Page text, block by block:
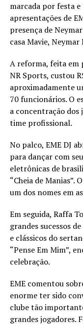
marcada por festa
apresentações de
presença de
casa Mavie,
A reforma, feita em
NR Sports, custou
aproximadamente
70 funcionários. O
a concentração dos
time profissional.
No palco, EME DJ
para dançar com
eletrônicas de
“Cheia de Manias”.
um dos nomes em
Em seguida, Raffa
grandes sucessos
e clássicos do
“Pense Em Mim”,
celebração.
EME comentou
enorme ter sido
clube tão
grandes jogadores.